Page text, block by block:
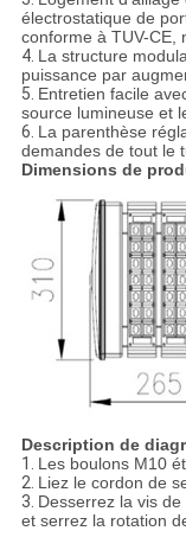
électrostatique de
conforme à TUV-CE,
4. La structure
puissance par
5. Entretien facile
source lumineuse et
6. La parenthèse
demandes de tout le
Dimensions de
Description de
1. Les boulons M10
2. Liez le cordon de
3. Desserrez la vis
et serrez la rotation